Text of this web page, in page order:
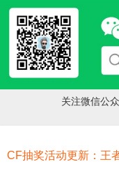
关注微信公
CF抽奖活动更新：王